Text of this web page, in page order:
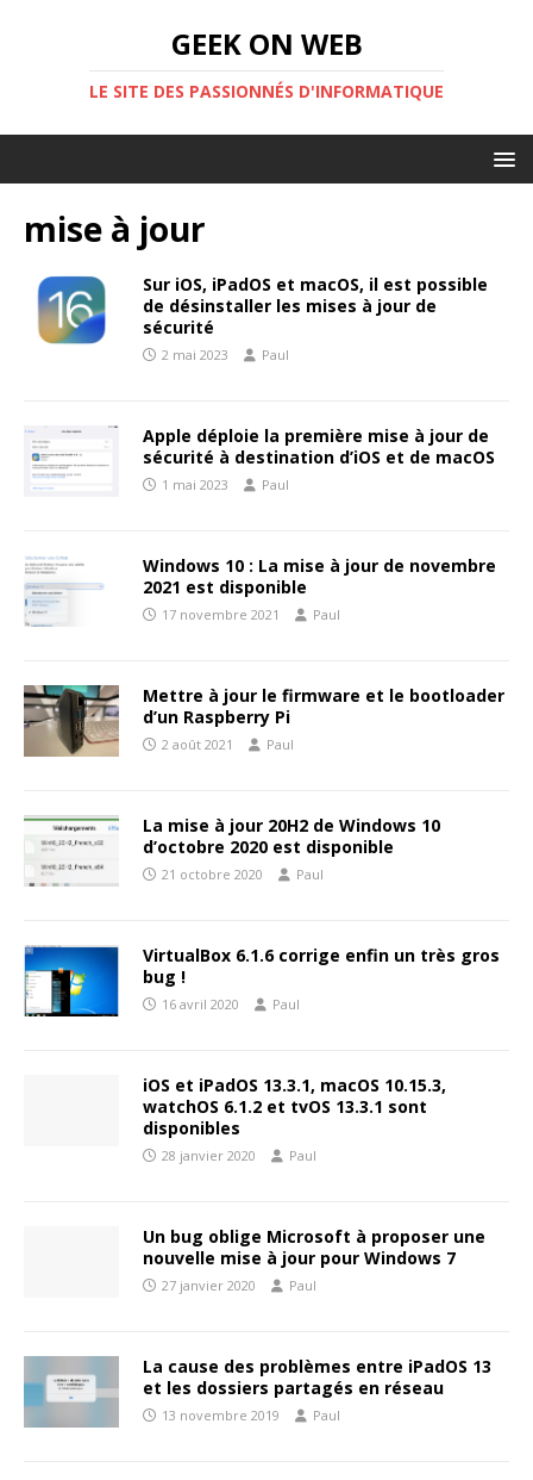
GEEK ON WEB
LE SITE DES PASSIONNÉS D'INFORMATIQUE
mise à jour
Sur iOS, iPadOS et macOS, il est possible
de désinstaller les mises à jour de
sécurité
2 mai 2023 Paul
Apple déploie la première mise à jour de
sécurité à destination d’iOS et de macOS
1 mai 2023 Paul
Windows 10 : La mise à jour de novembre
2021 est disponible
17 novembre 2021 Paul
Mettre à jour le firmware et le bootloader
d’un Raspberry Pi
2 août 2021 Paul
La mise à jour 20H2 de Windows 10
d’octobre 2020 est disponible
21 octobre 2020 Paul
VirtualBox 6.1.6 corrige enfin un très gros
bug !
16 avril 2020 Paul
iOS et iPadOS 13.3.1, macOS 10.15.3,
watchOS 6.1.2 et tvOS 13.3.1 sont
disponibles
28 janvier 2020 Paul
Un bug oblige Microsoft à proposer une
nouvelle mise à jour pour Windows 7
27 janvier 2020 Paul
La cause des problèmes entre iPadOS 13
et les dossiers partagés en réseau
13 novembre 2019 Paul